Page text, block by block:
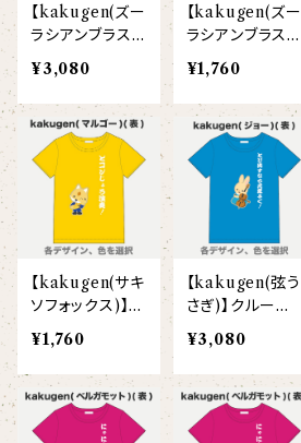
Tシャツ
【kakugen】
【hibiscus】
【I love】
【onepoint】
【xx's day】
【birthday】
【face_point】
【resort】
【motif】
【hello(刺繍)】
ベースボールシャツ
ポロシャツ
【emblem_basic】
【emblem_chara】
【crest】
【6faces】
カラードライポロシャツ
シャツ
アロハシャツ
ボタンダウン半袖シャツ
オックスフォード長袖シャツ
パーカー
プルオーバーパーカー
ドライジップパーカー
トレーナー
アウター
デニムトート
ジュートバッグ
巾着
サコッシュ
ポシェット
バックパック・リュック
マレーバク
スマトラトラ
ホッキョクグマ
ベス
ジョー
ハンナ
ラフィット
ムートン
メリッサ
ローズマリー
ペパーミント
ことふえパピヨン
パーカッション
ドール
ナマケモノ
リトルシスタードール
たたきのトリ アイリス
たたきのトリ スカーレット
ズーラシアンフィルハーモニー管弦楽団
コビトカバ
ジャイアントパンダ
ゴールデンターキン
オセロット
はたらくトリ
セクション
トラ軍団
【kakugen(ズー
ラシアンブラス)】
クルーネックT
シャツ（半袖）
（大人）
¥3,080
【kakugen(ズー
ラシアンブラス)】
クルーネックT
シャツ（半袖）（こ
ども）
¥1,760
【kakugen(サキ
ソフォックス)】ク
ルーネックTシャ
ツ（半袖）(こど
も)
¥1,760
【kakugen(弦う
さぎ)】クルーネ
ックTシャツ（半
袖）(大人)
¥3,080